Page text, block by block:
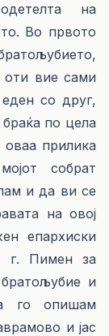
на
Во првото
вие сами
со друг,
по цела
оваа прилика
собрат
и да ви се
на овој
епархиски
г. Пимен за
и
го опишам
и јас